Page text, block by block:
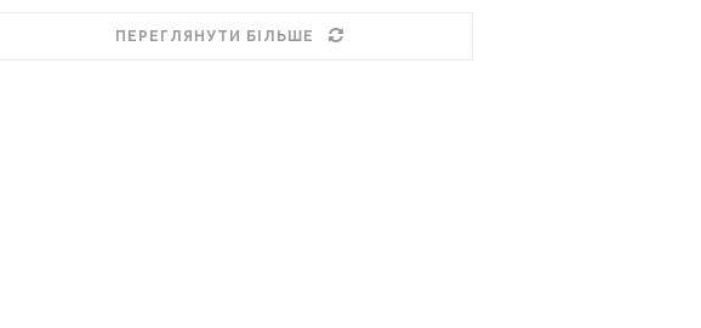
ПЕРЕГЛЯНУТИ БІЛЬШЕ